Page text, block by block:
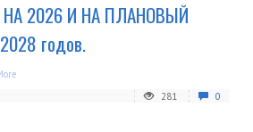
2026 И НА ПЛАНОВЫЙ
годов.
281 0